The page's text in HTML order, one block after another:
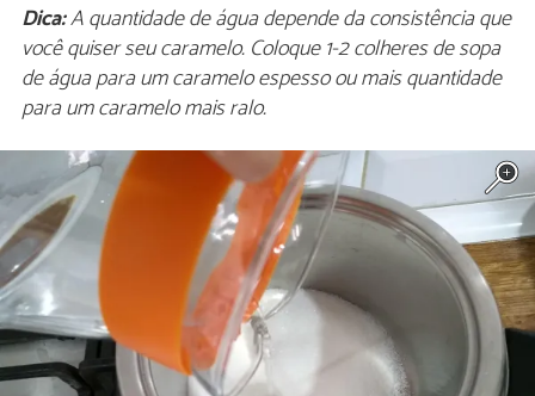
Dica:A quantidade de água depende da consistência que
você quiser seu caramelo. Coloque 1-2 colheres de sopa
de água para um caramelo espesso ou mais quantidade
para um caramelo mais ralo.